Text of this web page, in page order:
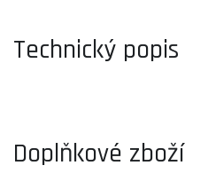
Technický popis
Doplňkové zboží